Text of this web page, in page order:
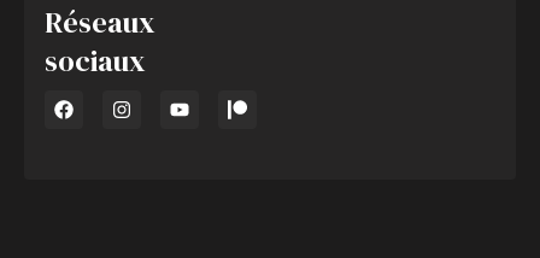
Réseaux
sociaux